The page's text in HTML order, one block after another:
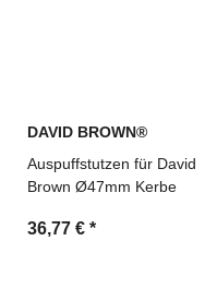
DAVID BROWN®
Auspuffstutzen für David
Brown Ø47mm Kerbe
36,77 € *